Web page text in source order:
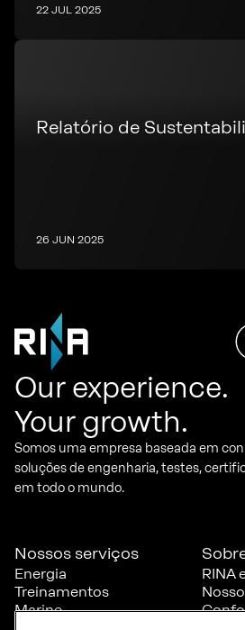
22 JUL 2025
Relatório de
26 JUN 2025
Our experience.
Your growth.
Somos uma empresa baseada em
soluções de engenharia, testes,
em todo o mundo.
Nossos serviços
Energia
Treinamentos
Marine
RINA